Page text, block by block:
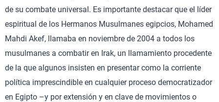
de su combate universal. Es importante destacar que el líder
espiritual de los Hermanos Musulmanes egipcios, Mohamed
Mahdi Akef, llamaba en noviembre de 2004 a todos los
musulmanes a combatir en Irak, un llamamiento procedente
de la que algunos insisten en presentar como la corriente
política imprescindible en cualquier proceso democratizador
en Egipto –y por extensión y en clave de movimientos o